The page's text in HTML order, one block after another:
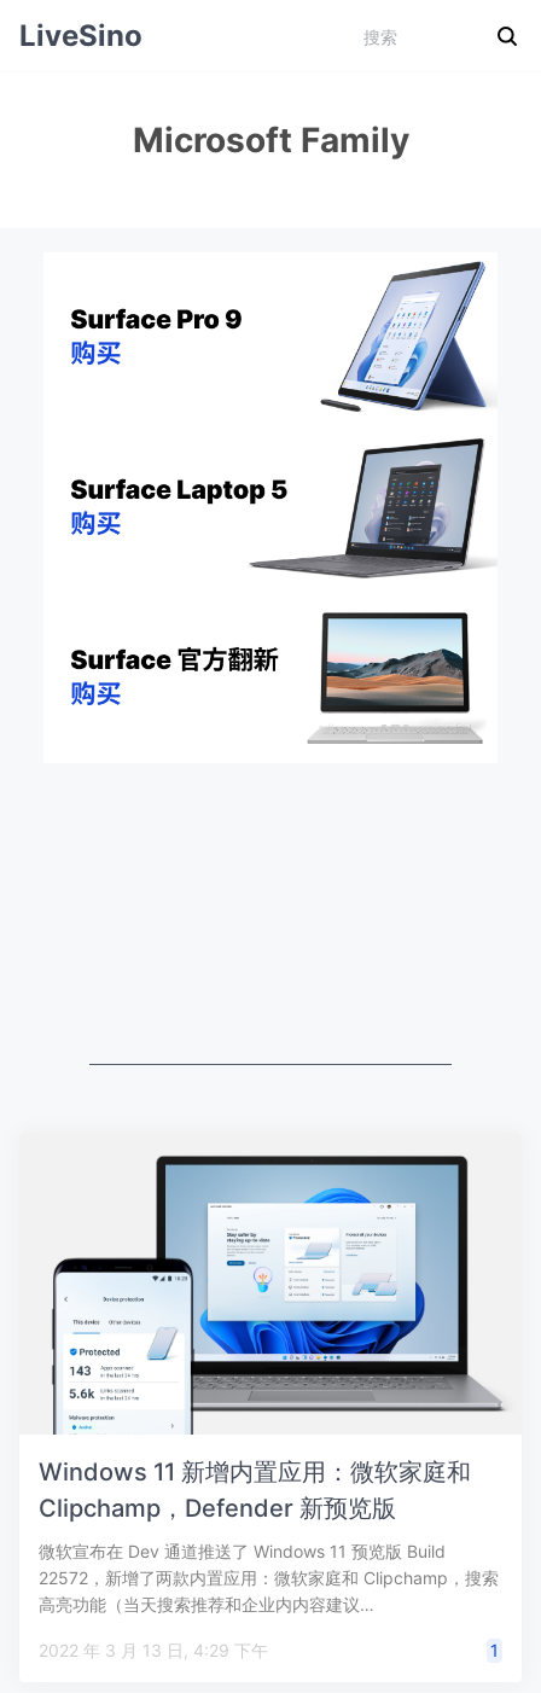
LiveSino
Microsoft Family
Windows 11 新增内置应用：微软家庭和
Clipchamp，Defender 新预览版
微软宣布在 Dev 通道推送了 Windows 11 预览版 Build
22572，新增了两款内置应用：微软家庭和 Clipchamp，搜索
高亮功能（当天搜索推荐和企业内内容建议…
2022 年 3 月 13 日, 4:29 下午 1